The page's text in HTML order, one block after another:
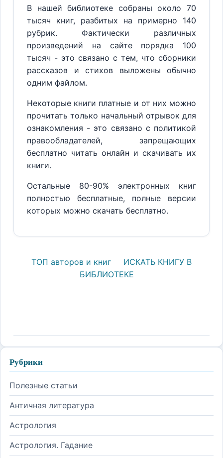
В нашей библиотеке собраны около 70
тысяч книг, разбитых на примерно 140
рубрик. Фактически различных
произведений на сайте порядка 100
тысяч - это связано с тем, что сборники
рассказов и стихов выложены обычно
одним файлом.
Некоторые книги платные и от них можно
прочитать только начальный отрывок для
ознакомления - это связано с политикой
правообладателей, запрещающих
бесплатно читать онлайн и скачивать их
книги.
Остальные 80-90% электронных книг
полностью бесплатные, полные версии
которых можно скачать бесплатно.
ТОП авторов и книг
ИСКАТЬ КНИГУ В
БИБЛИОТЕКЕ
Рубрики
Полезные статьи
Античная литература
Астрология
Астрология. Гадание